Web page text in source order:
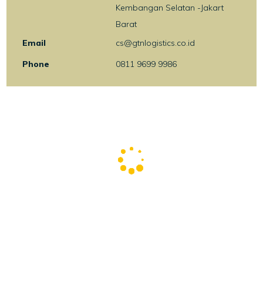
Kembangan Selatan -Jakart
Barat
Email
cs@gtnlogistics.co.id
Phone
0811 9699 9986